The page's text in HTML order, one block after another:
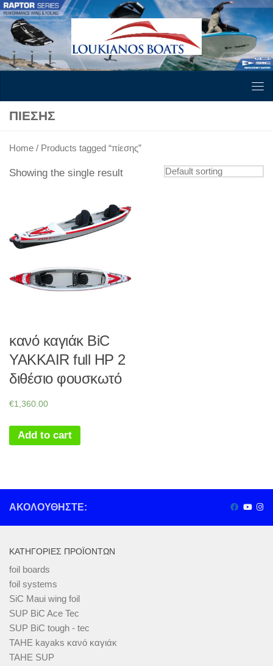
Skip to content
ΠΊΕΣΗΣ
Home / Products tagged “πίεσης”
Showing the single result
κανό καγιάκ BiC
YAKKAIR full HP 2
διθέσιο φουσκωτό
€1,360.00
Add to cart
ΑΚΟΛΟΥΘΉΣΤΕ:
ΚΑΤΗΓΟΡΊΕΣ ΠΡΟΪΌΝΤΩΝ
foil boards
foil systems
SiC Maui wing foil
SUP BiC Ace Tec
SUP BiC tough - tec
TAHE kayaks κανό καγιάκ
TAHE SUP